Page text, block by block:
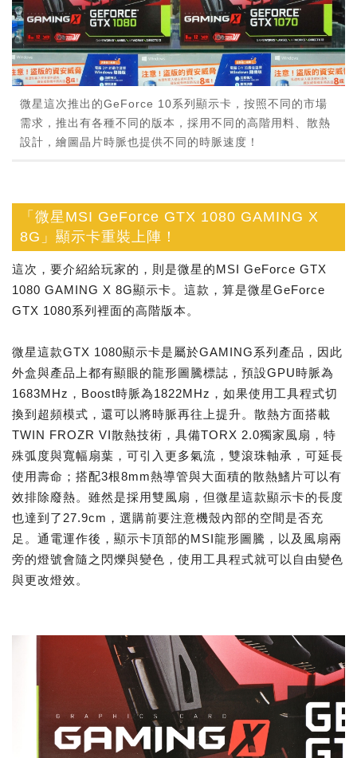
微星這次推出的GeForce 10系列顯示卡，按照不同的市場
需求，推出有各種不同的版本，採用不同的高階用料、散熱
設計，繪圖晶片時脈也提供不同的時脈速度！
「微星MSI GeForce GTX 1080 GAMING X
8G」顯示卡重裝上陣！
這次，要介紹給玩家的，則是微星的MSI GeForce GTX
1080 GAMING X 8G顯示卡。這款，算是微星GeForce
GTX 1080系列裡面的高階版本。
微星這款GTX 1080顯示卡是屬於GAMING系列產品，因此
外盒與產品上都有顯眼的龍形圖騰標誌，預設GPU時脈為
1683MHz，Boost時脈為1822MHz，如果使用工具程式切
換到超頻模式，還可以將時脈再往上提升。散熱方面搭載
TWIN FROZR VI散熱技術，具備TORX 2.0獨家風扇，特
殊弧度與寬幅扇葉，可引入更多氣流，雙滾珠軸承，可延長
使用壽命；搭配3根8mm熱導管與大面積的散熱鰭片可以有
效排除廢熱。雖然是採用雙風扇，但微星這款顯示卡的長度
也達到了27.9cm，選購前要注意機殼內部的空間是否充
足。通電運作後，顯示卡頂部的MSI龍形圖騰，以及風扇兩
旁的燈號會隨之閃爍與變色，使用工具程式就可以自由變色
與更改燈效。